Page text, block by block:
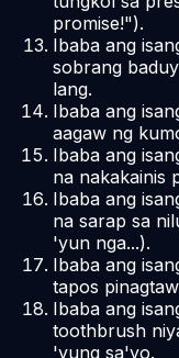
promise!").
Ibaba ang
sobrang
lang.
Ibaba ang
aagaw ng
Ibaba ang
na nakakainis
Ibaba ang
na sarap sa
'yun nga...).
Ibaba ang
tapos
Ibaba ang
toothbrush
'yung sa'yo.